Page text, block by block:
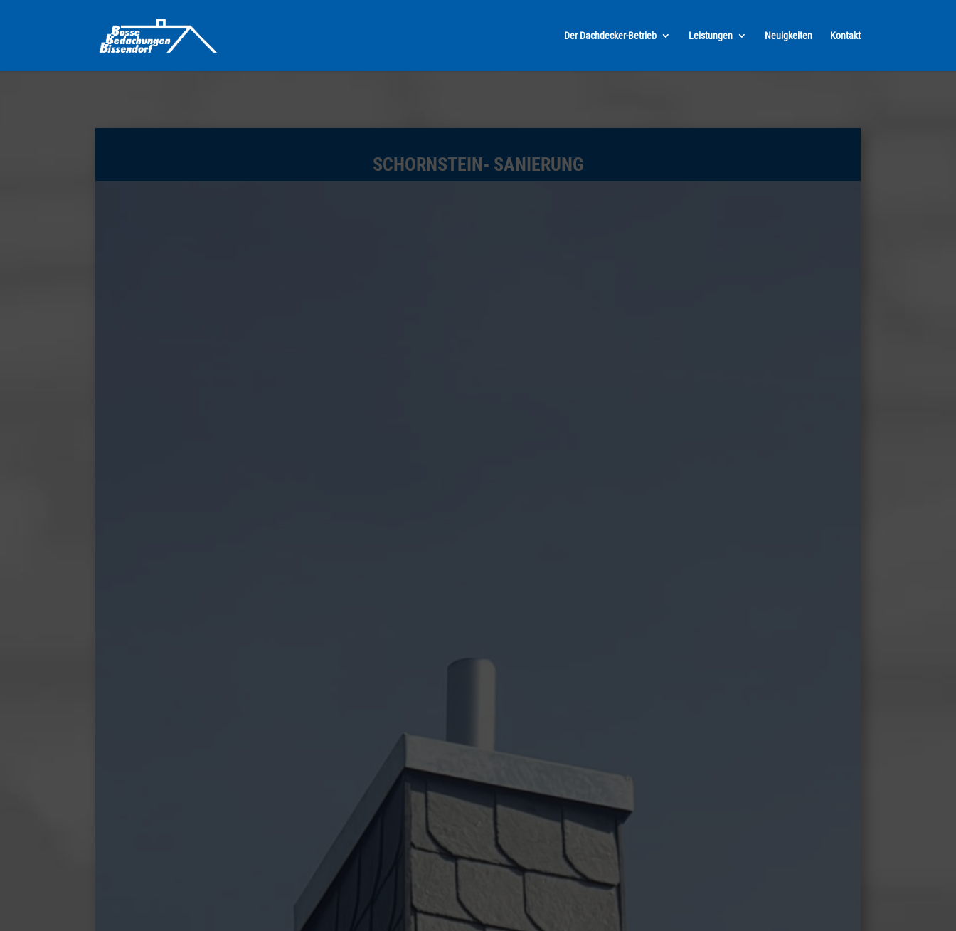
Der Dachdecker-Betrieb Leistungen Neuigkeiten Kontakt
SCHORNSTEIN- SANIERUNG